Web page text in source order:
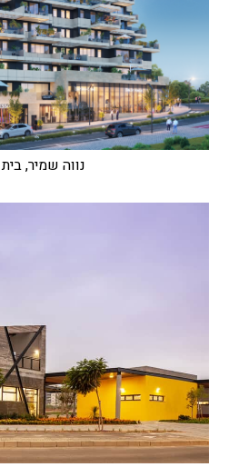
נווה שמיר,